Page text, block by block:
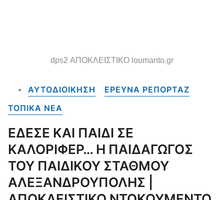
dps2 ΑΠΟΚΛΕΙΣΤΙΚΟ loumanto.gr
ΑΥΤΟΔΙΟΙΚΗΣΗ
ΕΡΕΥΝΑ ΡΕΠΟΡΤΑΖ
ΤΟΠΙΚΑ NEA
ΕΔΕΣΕ ΚΑΙ ΠΑΙΔΙ ΣΕ
ΚΑΛΟΡΙΦΕΡ… Η ΠΑΙΔΑΓΩΓΟΣ
ΤΟΥ ΠΑΙΔΙΚΟΥ ΣΤΑΘΜΟΥ
ΑΛΕΞΑΝΔΡΟΥΠΟΛΗΣ |